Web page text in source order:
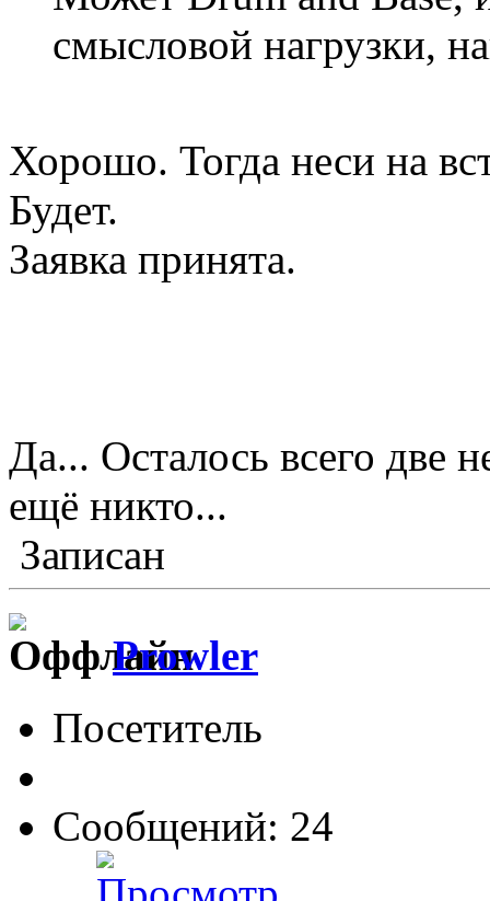
смысловой нагрузки,
Хорошо. Тогда неси на
Будет.
Заявка принята.
Да... Осталось всего две
ещё никто...
Записан
Prowler
Посетитель
Сообщений: 24